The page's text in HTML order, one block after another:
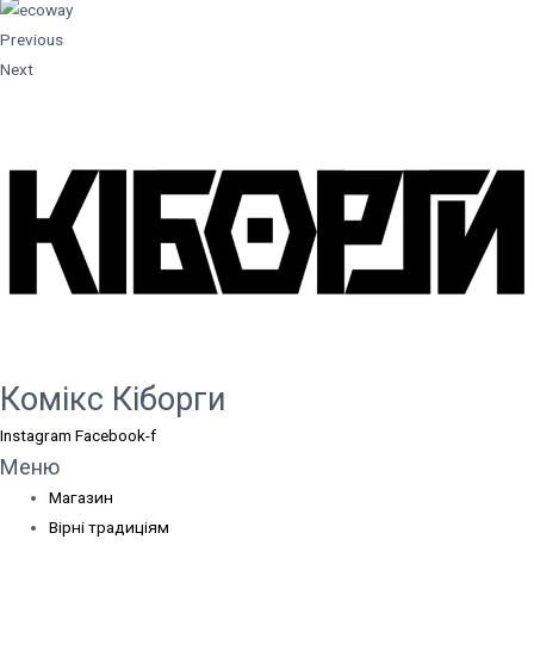
Previous
Next
Комікс Кіборги
Instagram Facebook-f
Меню
Магазин
Вірні традиціям